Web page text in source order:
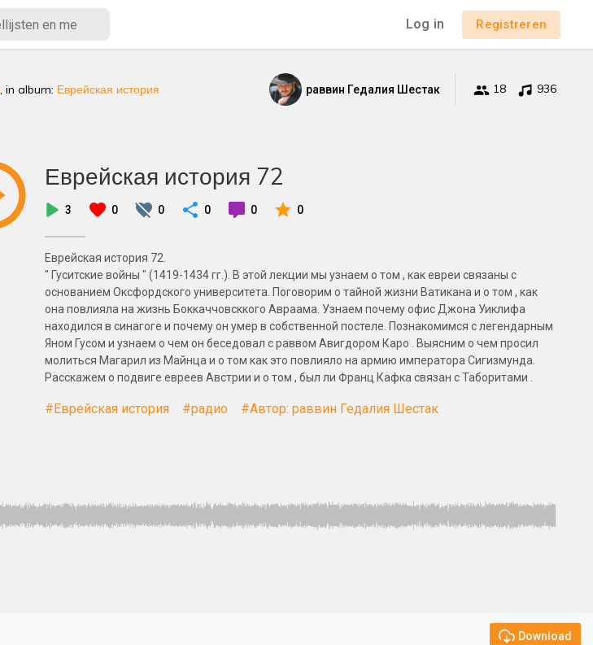
Log in Registreren
, in album: Еврейская история раввин Гедалия Шестак 18 936
Еврейская история 72
3 0 0 0 0 0
Еврейская история 72.
" Гуситские войны " (1419-1434 гг.). В этой лекции мы узнаем о том , как евреи связаны с
основанием Оксфордского университета. Поговорим о тайной жизни Ватикана и о том , как
она повлияла на жизнь Боккаччовсккого Авраама. Узнаем почему офис Джона Уиклифа
находился в синагоге и почему он умер в собственной постеле. Познакомимся с легендарным
Яном Гусом и узнаем о чем он беседовал с раввом Авигдором Каро . Выясним о чем просил
молиться Магарил из Майнца и о том как это повлияло на армию императора Сигизмунда.
Расскажем о подвиге евреев Австрии и о том , был ли Франц Кафка связан с Таборитами .
#Еврейская история #радио #Автор: раввин Гедалия Шестак
Download